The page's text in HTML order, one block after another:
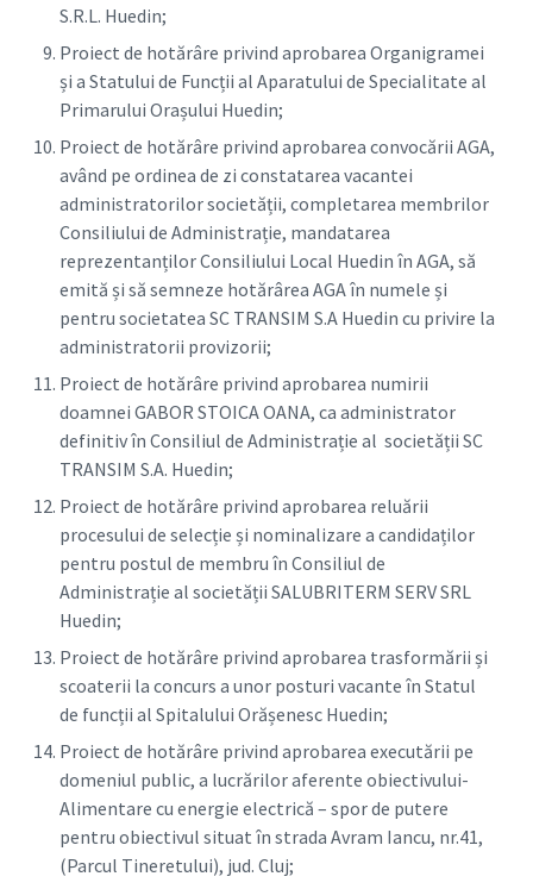
S.R.L. Huedin;
Proiect de hotărâre privind aprobarea Organigramei
și a Statului de Funcții al Aparatului de Specialitate al
Primarului Orașului Huedin;
Proiect de hotărâre privind aprobarea convocării AGA,
având pe ordinea de zi constatarea vacantei
administratorilor societății, completarea membrilor
Consiliului de Administrație, mandatarea
reprezentanților Consiliului Local Huedin în AGA, să
emită și să semneze hotărârea AGA în numele și
pentru societatea SC TRANSIM S.A Huedin cu privire la
administratorii provizorii;
Proiect de hotărâre privind aprobarea numirii
doamnei GABOR STOICA OANA, ca administrator
definitiv în Consiliul de Administrație al societății SC
TRANSIM S.A. Huedin;
Proiect de hotărâre privind aprobarea reluării
procesului de selecție și nominalizare a candidaților
pentru postul de membru în Consiliul de
Administrație al societății SALUBRITERM SERV SRL
Huedin;
Proiect de hotărâre privind aprobarea trasformării și
scoaterii la concurs a unor posturi vacante în Statul
de funcții al Spitalului Orășenesc Huedin;
Proiect de hotărâre privind aprobarea executării pe
domeniul public, a lucrărilor aferente obiectivului-
Alimentare cu energie electrică – spor de putere
pentru obiectivul situat în strada Avram Iancu, nr.41,
(Parcul Tineretului), jud. Cluj;